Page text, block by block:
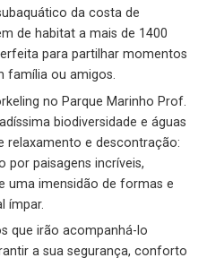
da costa de
de habitat a mais de 1400
para partilhar momentos
família ou amigos.
no Parque Marinho Prof.
biodiversidade e águas
relaxamento e descontração:
por paisagens incríveis,
uma imensidão de formas e
ímpar.
que irão acompanhá-lo
a sua segurança, conforto